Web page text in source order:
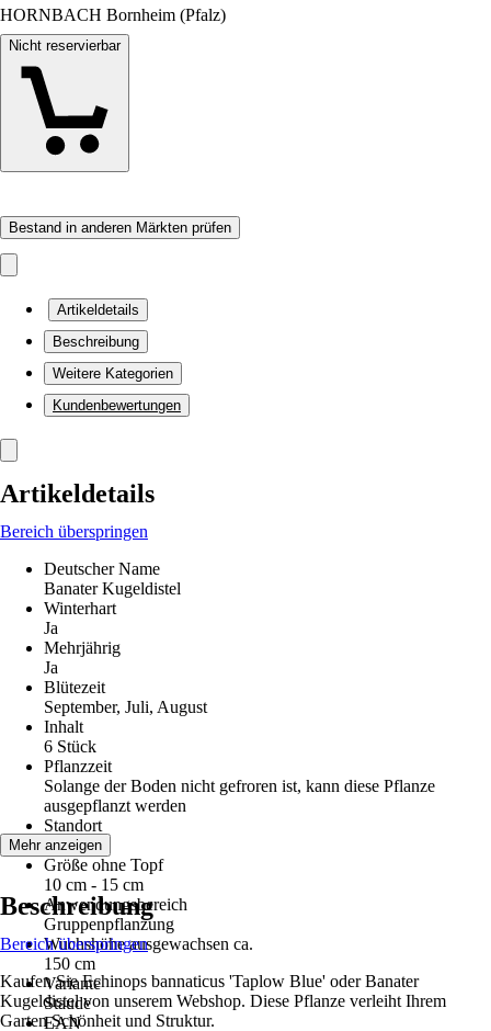
HORNBACH Bornheim (Pfalz)
Nicht reservierbar
Bestand in anderen Märkten prüfen
Artikeldetails
Beschreibung
Weitere Kategorien
Kundenbewertungen
Artikeldetails
Bereich überspringen
Deutscher Name
Banater Kugeldistel
Winterhart
Ja
Mehrjährig
Ja
Blütezeit
September, Juli, August
Inhalt
6 Stück
Pflanzzeit
Solange der Boden nicht gefroren ist, kann diese Pflanze
ausgepflanzt werden
Standort
Sonne
Größe ohne Topf
10 cm - 15 cm
Anwendungsbereich
Gruppenpflanzung
Wuchshöhe ausgewachsen ca.
150 cm
Variante
Staude
EAN
Mehr anzeigen
Beschreibung
Bereich überspringen
Kaufen Sie Echinops bannaticus 'Taplow Blue' oder Banater
Kugeldistel von unserem Webshop. Diese Pflanze verleiht Ihrem
Garten Schönheit und Struktur.